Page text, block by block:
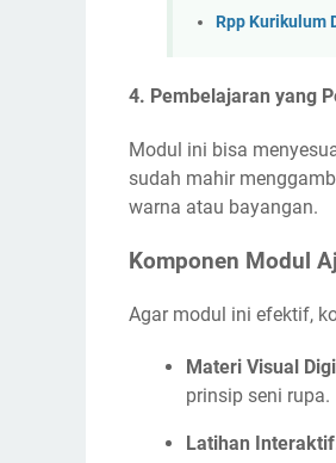
Rpp Kurikulum
4. Pembelajaran yang
Modul ini bisa
sudah mahir
warna atau bayangan.
Komponen Modul
Agar modul ini efektif,
Materi Visual
prinsip seni rupa.
Latihan Interaktif